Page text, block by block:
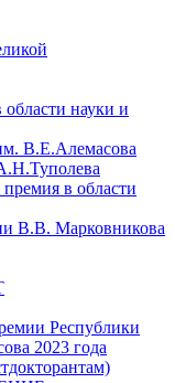
науки и
В.Е.Алемасова
в области
В.В. Марковникова
Республики
2023 года